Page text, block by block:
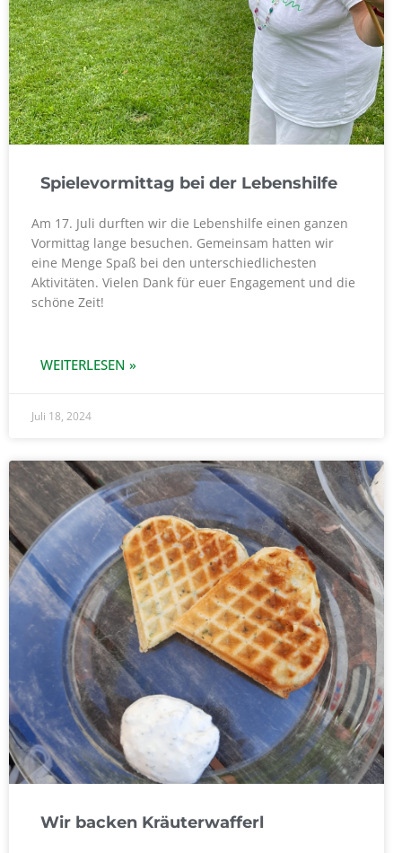
Spielevormittag bei der Lebenshilfe
Am 17. Juli durften wir die Lebenshilfe einen ganzen
Vormittag lange besuchen. Gemeinsam hatten wir
eine Menge Spaß bei den unterschiedlichesten
Aktivitäten. Vielen Dank für euer Engagement und die
schöne Zeit!
WEITERLESEN »
Juli 18, 2024
Wir backen Kräuterwafferl